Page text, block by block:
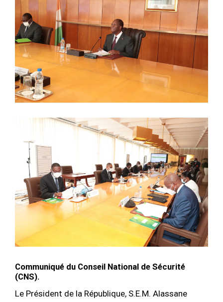
Communiqué du Conseil National de Sécurité
(CNS).
Le Président de la République, S.E.M. Alassane